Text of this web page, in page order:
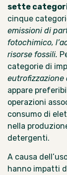
sette
cinque
emissioni di
fotochimico,
risorse fossili.
categorie di
eutrofizzazione
appare
operazioni
consumo di
nella
detergenti.
A causa
hanno impatti